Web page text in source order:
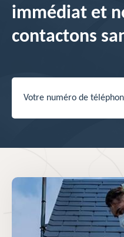
immédiat et
contactons